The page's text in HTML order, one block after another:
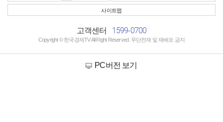
사이트맵
고객센터 1599-0700
Copyright © 한국경제TV All Right Reserved. 무단전재 및 재배포 금지
PC버전 보기